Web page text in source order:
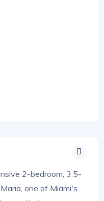
2-bedroom, 3.5-
one of Miami's